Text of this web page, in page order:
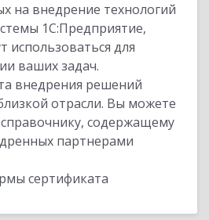
на внедрение технологий
1С:Предприятие,
использоваться для
ваших задач.
внедрения решений
отрасли. Вы можете
содержащему
партнерами
сертификата